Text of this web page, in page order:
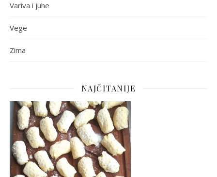
Variva i juhe
Vege
Zima
NAJČITANIJE